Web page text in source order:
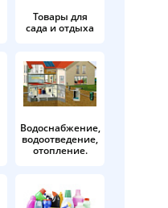
Товары для
сада и отдыха
Водоснабжение,
водоотведение,
отопление.